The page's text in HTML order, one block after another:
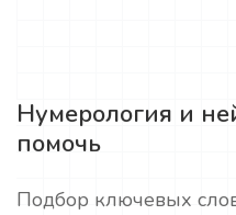
Нумерология и
помочь
Подбор ключевых